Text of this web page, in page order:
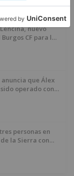
nuevo
CF para la
anuncia que Álex
operado con
personas en
la Sierra con